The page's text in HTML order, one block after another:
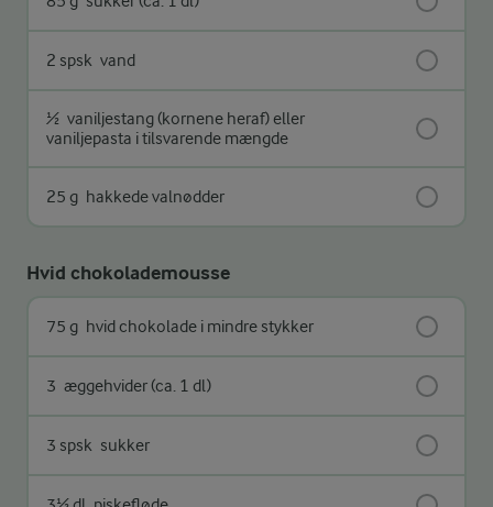
2 spsk vand
½ vaniljestang (kornene heraf) eller
vaniljepasta i tilsvarende mængde
25 g hakkede valnødder
Hvid chokolademousse
75 g hvid chokolade i mindre stykker
3 æggehvider (ca. 1 dl)
3 spsk sukker